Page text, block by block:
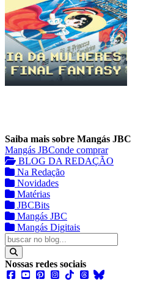
Saiba mais sobre Mangás JBC
Mangás JBConde comprar
BLOG DA REDAÇÃO
Na Redação
Novidades
Matérias
JBCBits
Mangás JBC
Mangás Digitais
Nossas redes sociais